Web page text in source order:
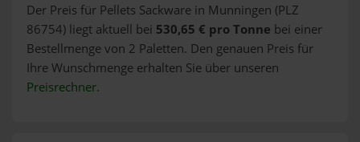
Der Preis für Pellets Sackware in Munningen (PLZ
86754) liegt aktuell bei 530,65 € pro Tonne bei einer
Bestellmenge von 2 Paletten. Den genauen Preis für
Ihre Wunschmenge erhalten Sie über unseren
Preisrechner.